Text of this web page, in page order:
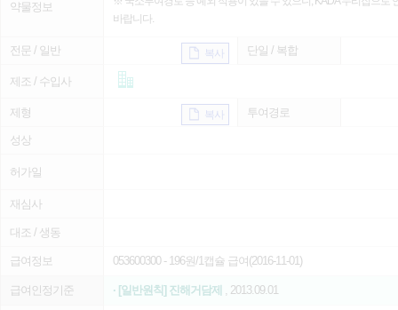
약물정보
바랍니다.
전문 / 일반 복사 단일 / 복합
제조 / 수입사
제형 복사 투여경로
성상
허가일
재심사
대조 / 생동
급여정보 053600300- 196원/1캡슐 급여(2016-11-01)
급여인정기준 · [일반원칙] 진해거담제 , 2013.09.01